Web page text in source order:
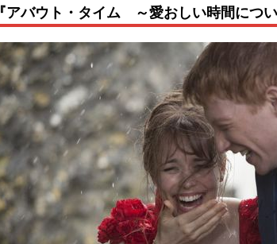
『アバウト・タイム ～愛おしい時間につ